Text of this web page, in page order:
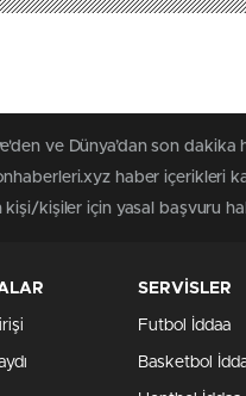
ve Dünya’dan son
haber içerikleri
kişi/kişiler için yasal başvuru
SERVİSLER
Futbol İddaa
Basketbol